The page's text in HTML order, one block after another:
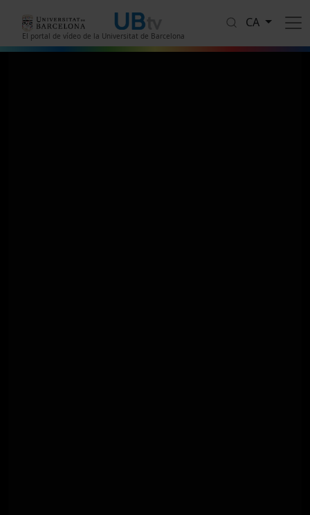
El portal de vídeo de la Universitat de Barcelona
CA